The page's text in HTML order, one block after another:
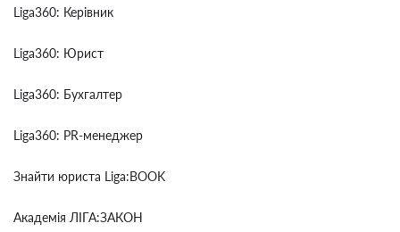
Liga360: Керівник
Liga360: Юрист
Liga360: Бухгалтер
Liga360: PR-менеджер
Знайти юриста Liga:BOOK
Академія ЛІГА:ЗАКОН